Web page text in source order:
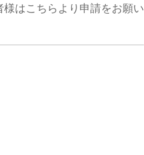
はこちらより申請をお願い